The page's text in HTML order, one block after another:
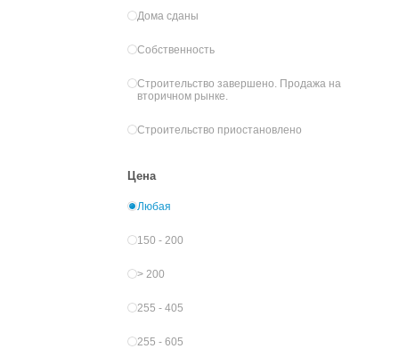
Дома сданы
Собственность
Строительство завершено. Продажа на
вторичном рынке.
Строительство приостановлено
Цена
Любая
150 - 200
> 200
255 - 405
255 - 605